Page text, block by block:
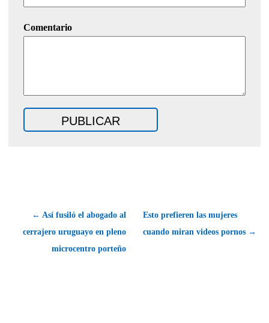
Comentario
← Así fusiló el abogado al
cerrajero uruguayo en pleno
microcentro porteño
Esto prefieren las mujeres
cuando miran videos pornos →